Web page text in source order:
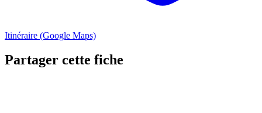
Itinéraire (Google Maps)
Partager cette fiche